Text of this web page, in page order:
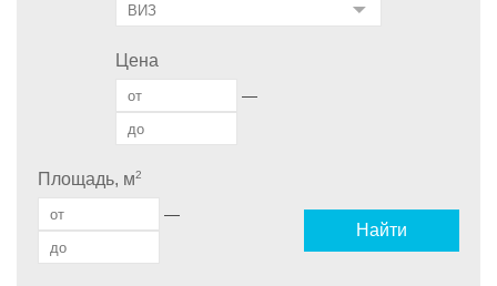
Цена
—
Площадь, м2
—
Найти